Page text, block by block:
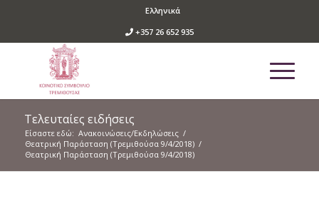
Ελληνικά
+357 26 652 935
Τελευταίες ειδήσεις
Είσαστε εδώ: Ανακοινώσεις/Εκδηλώσεις /
Θεατρική Παράσταση (Τρεμιθούσα 9/4/2018) /
Θεατρική Παράσταση (Τρεμιθούσα 9/4/2018)